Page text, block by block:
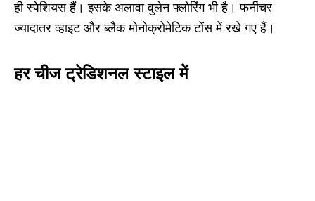
ही स्पेशियस हैं। इसके अलावा वुलेन फ्लोरिंग भी है। फर्नीचर
ज्यादातर व्हाइट और ब्लैक मोनोक्रोमेटिक टोंस में रखे गए हैं।
हर चीज ट्रेडिशनल स्टाइल में